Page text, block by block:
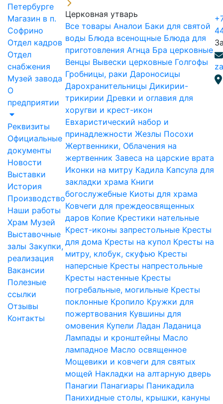
Петербурге
Магазин в п.
Софрино
Отдел кадров
Отдел
снабжения
Музей завода
О
предприятии
Реквизиты
Официальные
документы
Новости
Выставки
История
Производство
Наши работы
Храм Музей
Выставочные
залы Закупки,
реализация
Вакансии
Полезные
ссылки
Отзывы
Контакты
Церковная утварь
Все товары Аналои Баки для святой
воды Блюда всенощные Блюда для
приготовления Агнца Бра церковные
Венцы Вывески церковные Голгофы
Гробницы, раки Дароносицы
Дарохранительницы Дикирии-
трикирии Древки и оглавия для
хоругви и крест-икон
Евхаристический набор и
принадлежности Жезлы Посохи
Жертвенники, Облачения на
жертвенник Завеса на царские врата
Иконки на митру Кадила Капсула для
закладки храма Книги
богослужебные Киоты для храма
Ковчеги для преждеосвященных
даров Копие Крестики нательные
Крест-иконы запрестольные Кресты
для дома Кресты на купол Кресты на
митру, клобук, скуфью Кресты
наперсные Кресты напрестольные
Кресты настенные Кресты
погребальные, могильные Кресты
поклонные Кропило Кружки для
пожертвования Кувшины для
омовения Купели Ладан Ладаница
Лампады и кронштейны Масло
лампадное Масло освященное
Мощевики и ковчеги для святых
мощей Накладки на алтарную дверь
Панагии Панагиары Паникадила
Панихидные столы, крышки, кануны